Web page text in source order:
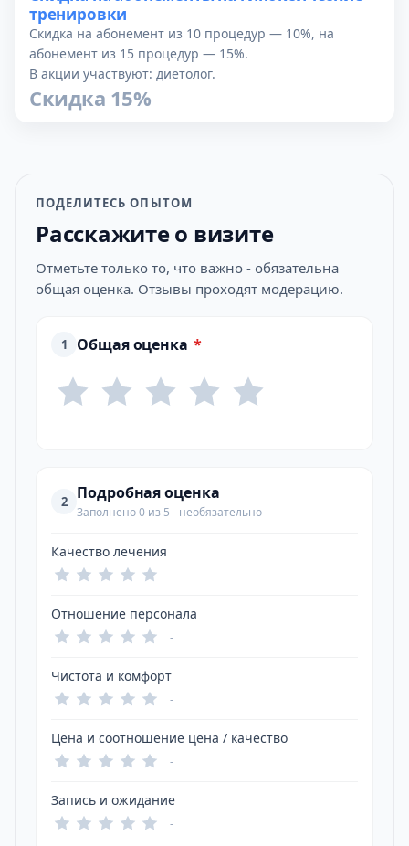
тренировки
Скидка на абонемент из 10 процедур — 10%, на
абонемент из 15 процедур — 15%.
В акции участвуют: диетолог.
Скидка 15%
ПОДЕЛИТЕСЬ ОПЫТОМ
Расскажите о визите
Отметьте только то, что важно - обязательна
общая оценка. Отзывы проходят модерацию.
1 Общая оценка *
2 Подробная оценка
Заполнено 0 из 5 - необязательно
Качество лечения
-
Отношение персонала
-
Чистота и комфорт
-
Цена и соотношение цена / качество
-
Запись и ожидание
-